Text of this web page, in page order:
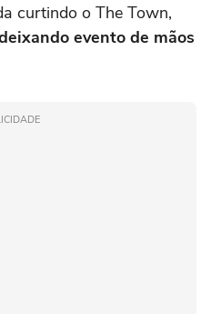
curtindo o The Town,
evento de mãos